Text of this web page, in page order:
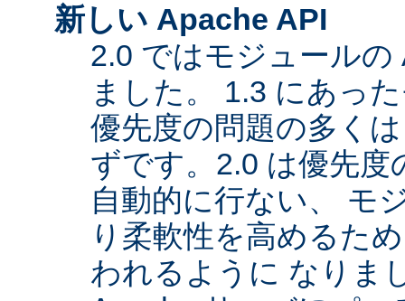
新しい Apache API
2.0 ではモジュール
ました。 1.3 にあっ
優先度の問題の多く
ずです。2.0 は優先
自動的に行ない、 モ
り柔軟性を高めるた
われるように なりま